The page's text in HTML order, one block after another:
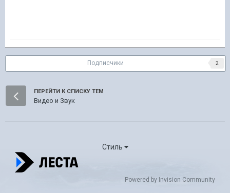
Подписчики 2
ПЕРЕЙТИ К СПИСКУ ТЕМ
Видео и Звук
Стиль
Powered by Invision Community